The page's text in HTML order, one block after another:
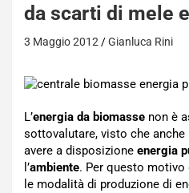
da scarti di mele
3 Maggio 2012 Gianluca Rini
L’energia da biomasse non è
sottovalutare, visto che
avere a disposizione energia
l’ambiente. Per questo
le modalità di produzione di